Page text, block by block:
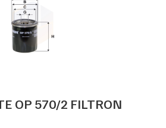
OP 570/2 FILTRON